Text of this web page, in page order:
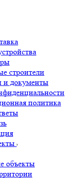
строители
и документы
политика
объекты